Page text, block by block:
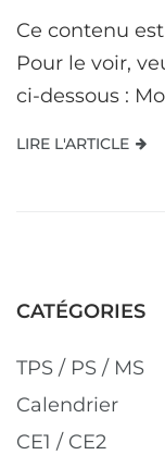
Ce contenu
Pour le voir,
ci-dessous :
LIRE L'ARTICLE
CATÉGORIES
TPS / PS / MS
Calendrier
CE1 / CE2